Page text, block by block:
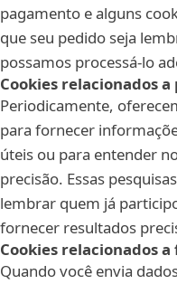
pagamento e alguns
que seu pedido seja
possamos processá-lo
Cookies relacionados a
Periodicamente,
para fornecer
úteis ou para entender
precisão. Essas
lembrar quem já
fornecer resultados
Cookies relacionados
Quando você envia